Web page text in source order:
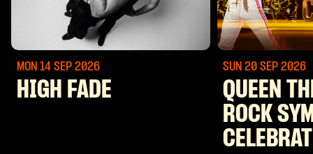
MON 14 SEP 2026
HIGH FADE
SUN 20 SEP 2026
QUEEN
ROCK